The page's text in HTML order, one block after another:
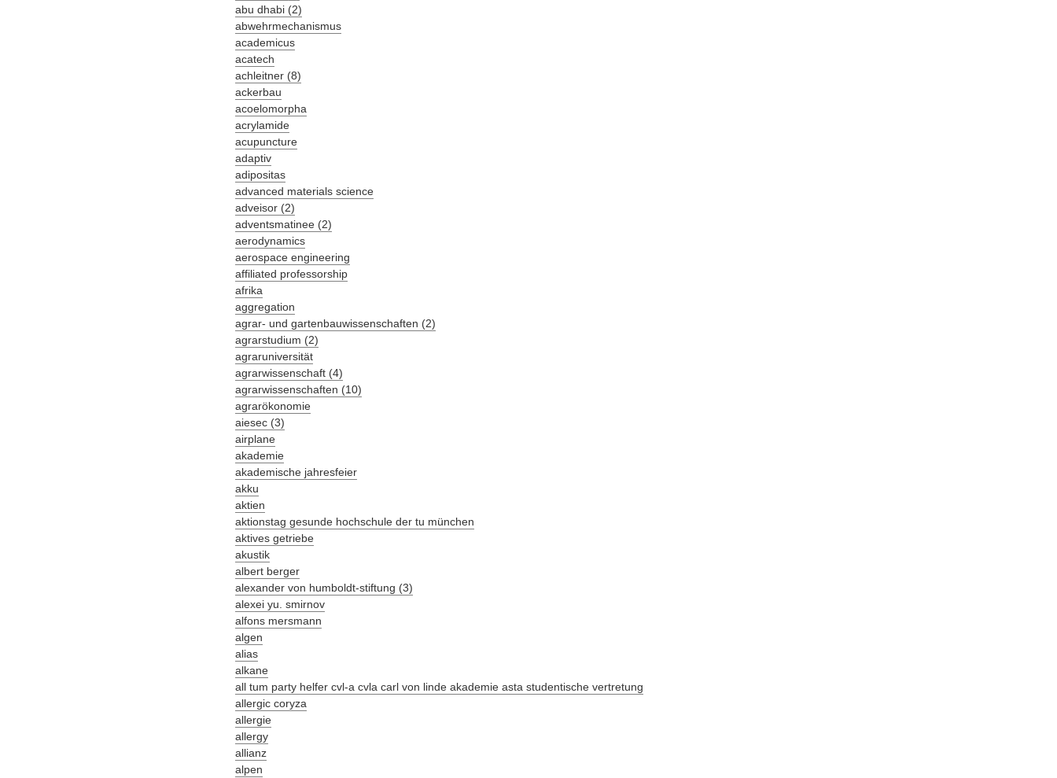
abu dhabi (2)
abwehrmechanismus
academicus
acatech
achleitner (8)
ackerbau
acoelomorpha
acrylamide
acupuncture
adaptiv
adipositas
advanced materials science
adveisor (2)
adventsmatinee (2)
aerodynamics
aerospace engineering
affiliated professorship
afrika
aggregation
agrar- und gartenbauwissenschaften (2)
agrarstudium (2)
agraruniversität
agrarwissenschaft (4)
agrarwissenschaften (10)
agrarökonomie
aiesec (3)
airplane
akademie
akademische jahresfeier
akku
aktien
aktionstag gesunde hochschule der tu münchen
aktives getriebe
akustik
albert berger
alexander von humboldt-stiftung (3)
alexei yu. smirnov
alfons mersmann
algen
alias
alkane
all tum party helfer cvl-a cvla carl von linde akademie asta studentische vertretung
allergic coryza
allergie
allergy
allianz
alpen